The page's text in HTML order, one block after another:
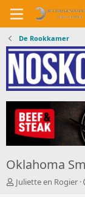
De Rookkamer
Oklahoma
O
Juliette en Rogier